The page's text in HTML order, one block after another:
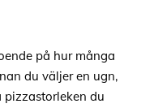
på hur många
du väljer en ugn,
du